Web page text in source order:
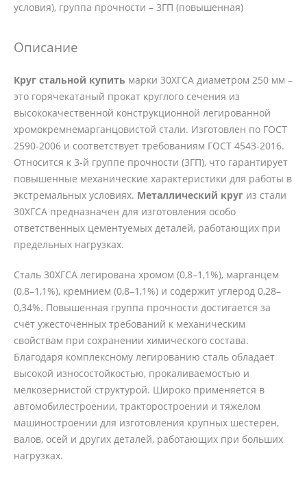
условия), группа прочности – 3ГП (повышенная)
Описание
Круг стальной купить марки 30ХГСА диаметром 250 мм –
это горячекатаный прокат круглого сечения из
высококачественной конструкционной легированной
хромокремнемарганцовистой стали. Изготовлен по ГОСТ
2590-2006 и соответствует требованиям ГОСТ 4543-2016.
Относится к 3-й группе прочности (3ГП), что гарантирует
повышенные механические характеристики для работы в
экстремальных условиях. Металлический круг из стали
30ХГСА предназначен для изготовления особо
ответственных цементуемых деталей, работающих при
предельных нагрузках.
Сталь 30ХГСА легирована хромом (0,8–1,1%), марганцем
(0,8–1,1%), кремнием (0,8–1,1%) и содержит углерод 0,28–
0,34%. Повышенная группа прочности достигается за
счёт ужесточённых требований к механическим
свойствам при сохранении химического состава.
Благодаря комплексному легированию сталь обладает
высокой износостойкостью, прокаливаемостью и
мелкозернистой структурой. Широко применяется в
автомобилестроении, тракторостроении и тяжелом
машиностроении для изготовления крупных шестерен,
валов, осей и других деталей, работающих при больших
нагрузках.